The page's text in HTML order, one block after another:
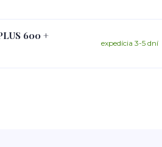
600 +
expedícia 3-5 dní